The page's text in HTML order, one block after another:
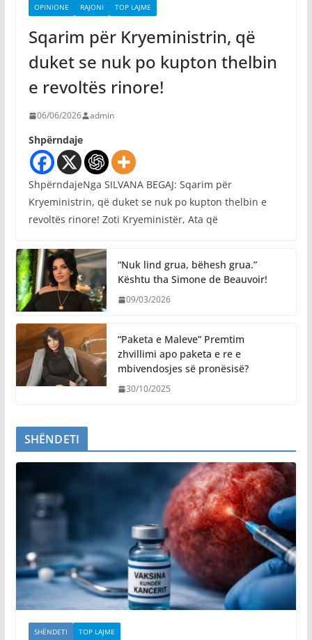
OPINIONE RAJONI TOP LAJME
Sqarim për Kryeministrin, që
duket se nuk po kupton thelbin
e revoltës rinore!
06/06/2026 admin
Shpërndaje
ShpërndajeNga SILVANA BEGAJ: Sqarim për
Kryeministrin, që duket se nuk po kupton thelbin e
revoltës rinore! Zoti Kryeministër, Ata që
“Nuk lind grua, bëhesh grua.”
Kështu tha Simone de Beauvoir!
09/03/2026
“Paketa e Maleve” Premtim
zhvillimi apo paketa e re e
mbivendosjes së pronësisë?
30/10/2025
SHËNDETI
SHËNDETI TOP LAJME